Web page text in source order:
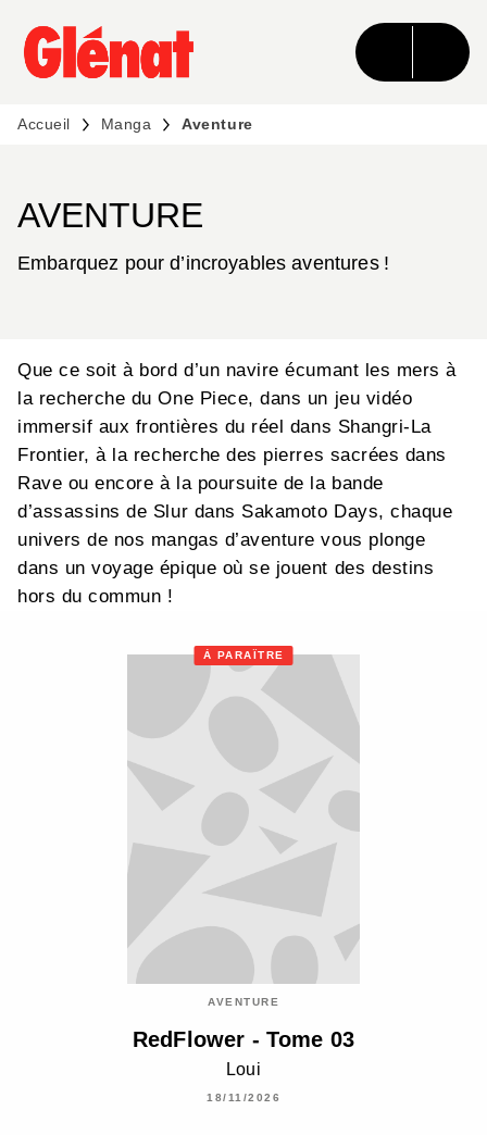
MENU RECHERCHE CONTENU
PIED DE PAGE
Accueil Manga Aventure
AVENTURE
Embarquez pour d’incroyables aventures !
Que ce soit à bord d’un navire écumant les mers à
la recherche du One Piece, dans un jeu vidéo
immersif aux frontières du réel dans Shangri-La
Frontier, à la recherche des pierres sacrées dans
Rave ou encore à la poursuite de la bande
d’assassins de Slur dans Sakamoto Days, chaque
univers de nos mangas d’aventure vous plonge
dans un voyage épique où se jouent des destins
hors du commun !
À PARAÎTRE
AVENTURE
RedFlower - Tome 03
Loui
18/11/2026